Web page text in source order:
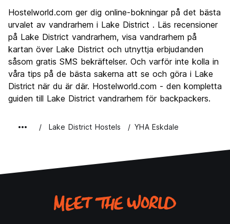
Kultur
8.1
Festa
Värde för pengarna
7.9
Hostelworld.com ger dig online-bokningar på det bästa
urvalet av vandrarhem i Lake District . Läs recensioner
på Lake District vandrarhem, visa vandrarhem på
kartan över Lake District och utnyttja erbjudanden
såsom gratis SMS bekräftelser. Och varför inte kolla in
våra tips på de bästa sakerna att se och göra i Lake
District när du är där. Hostelworld.com - den kompletta
guiden till Lake District vandrarhem för backpackers.
Lake District Hostels YHA Eskdale